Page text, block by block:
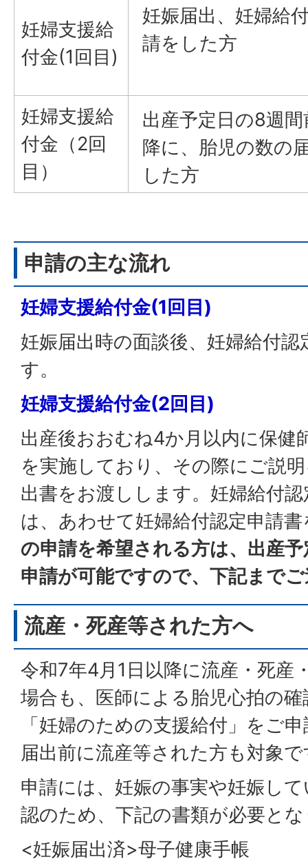
妊婦支援給
付金(1回目)
妊娠届出、妊婦給
請をした方
妊婦支援給
付金（2回
目）
出産予定日の8週
降に、胎児の数の
した方
申請の主な流れ
妊婦支援給付金(1回目)
妊娠届出時の面談後、妊婦給付
す。
妊婦支援給付金(2回目)
出産後おおむね4か月以内に保健
を実施しており、その際にご説
出書をお渡しします。妊婦給付
は、あわせて妊婦給付認定申請
の申請を希望される方は、出産
申請が可能ですので、下記まで
流産・死産等された方へ
令和7年4月1日以降に流産・死産
場合も、医師による胎児心拍の
「妊婦のための支援給付」をご
届出前に流産等された方も対象
申請には、妊娠の事実や妊娠し
認のため、下記の書類が必要と
<妊娠届出済>母子健康手帳